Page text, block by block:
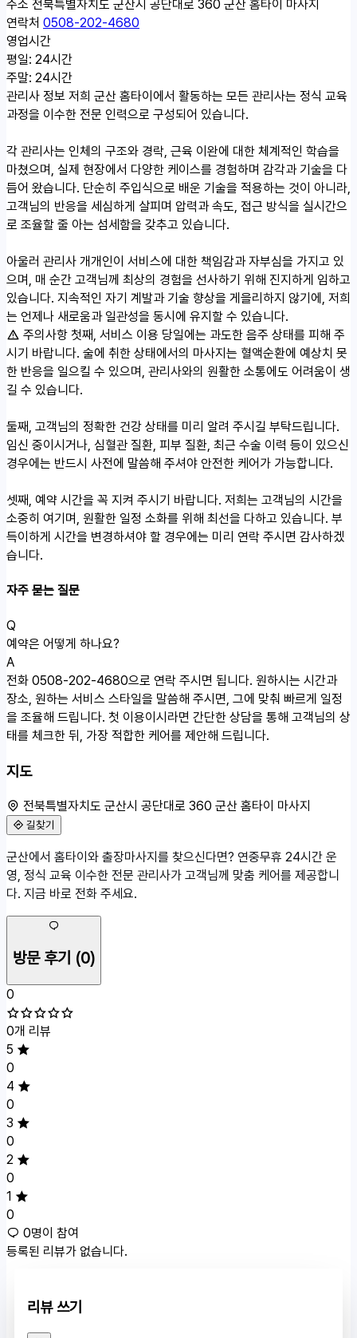
주소 전북특별자치도 군산시 공단대로 360 군산 홈타이 마사지
연락처 0508-202-4680
영업시간
평일: 24시간
주말: 24시간
관리사 정보 저희 군산 홈타이에서 활동하는 모든 관리사는 정식 교육
과정을 이수한 전문 인력으로 구성되어 있습니다.
각 관리사는 인체의 구조와 경락, 근육 이완에 대한 체계적인 학습을
마쳤으며, 실제 현장에서 다양한 케이스를 경험하며 감각과 기술을 다
듬어 왔습니다. 단순히 주입식으로 배운 기술을 적용하는 것이 아니라,
고객님의 반응을 세심하게 살피며 압력과 속도, 접근 방식을 실시간으
로 조율할 줄 아는 섬세함을 갖추고 있습니다.
아울러 관리사 개개인이 서비스에 대한 책임감과 자부심을 가지고 있
으며, 매 순간 고객님께 최상의 경험을 선사하기 위해 진지하게 임하고
있습니다. 지속적인 자기 계발과 기술 향상을 게을리하지 않기에, 저희
는 언제나 새로움과 일관성을 동시에 유지할 수 있습니다.
주의사항첫째, 서비스 이용 당일에는 과도한 음주 상태를 피해 주
시기 바랍니다. 술에 취한 상태에서의 마사지는 혈액순환에 예상치 못
한 반응을 일으킬 수 있으며, 관리사와의 원활한 소통에도 어려움이 생
길 수 있습니다.
둘째, 고객님의 정확한 건강 상태를 미리 알려 주시길 부탁드립니다.
임신 중이시거나, 심혈관 질환, 피부 질환, 최근 수술 이력 등이 있으신
경우에는 반드시 사전에 말씀해 주셔야 안전한 케어가 가능합니다.
셋째, 예약 시간을 꼭 지켜 주시기 바랍니다. 저희는 고객님의 시간을
소중히 여기며, 원활한 일정 소화를 위해 최선을 다하고 있습니다. 부
득이하게 시간을 변경하셔야 할 경우에는 미리 연락 주시면 감사하겠
습니다.
자주 묻는 질문
Q
예약은 어떻게 하나요?
A
전화 0508-202-4680으로 연락 주시면 됩니다. 원하시는 시간과
장소, 원하는 서비스 스타일을 말씀해 주시면, 그에 맞춰 빠르게 일정
을 조율해 드립니다. 첫 이용이시라면 간단한 상담을 통해 고객님의 상
태를 체크한 뒤, 가장 적합한 케어를 제안해 드립니다.
지도
전북특별자치도 군산시 공단대로 360 군산 홈타이 마사지
길찾기
전북특별자치도 군산시 공단대로 360
군산에서 홈타이와 출장마사지를 찾으신다면? 연중무휴 24시간 운
영, 정식 교육 이수한 전문 관리사가 고객님께 맞춤 케어를 제공합니
다. 지금 바로 전화 주세요.
방문 후기 (0)
0
0개 리뷰
5
0
4
0
3
0
2
0
1
0
0명이 참여
등록된 리뷰가 없습니다.
리뷰 쓰기